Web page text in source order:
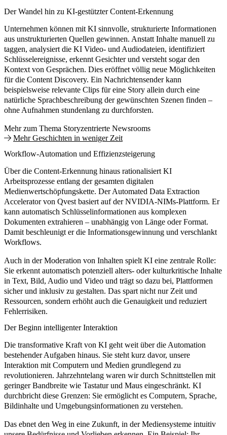
Der Wandel hin zu KI-gestützter Content-Erkennung
Unternehmen können mit KI sinnvolle, strukturierte Informationen
aus unstrukturierten Quellen gewinnen. Anstatt Inhalte manuell zu
taggen, analysiert die KI Video- und Audiodateien, identifiziert
Schlüsselereignisse, erkennt Gesichter und versteht sogar den
Kontext von Gesprächen. Dies eröffnet völlig neue Möglichkeiten
für die Content Discovery. Ein Nachrichtensender kann
beispielsweise relevante Clips für eine Story allein durch eine
natürliche Sprachbeschreibung der gewünschten Szenen finden –
ohne Aufnahmen stundenlang zu durchforsten.
Mehr zum Thema Storyzentrierte Newsrooms
Mehr Geschichten in weniger Zeit
Workflow-Automation und Effizienzsteigerung
Über die Content-Erkennung hinaus rationalisiert KI
Arbeitsprozesse entlang der gesamten digitalen
Medienwertschöpfungskette. DerAutomated Data Extraction
Acceleratorvon Qvest basiert auf der NVIDIA-NIMs-Plattform. Er
kann automatisch Schlüsselinformationen aus komplexen
Dokumenten extrahieren – unabhängig von Länge oder Format.
Damit beschleunigt er die Informationsgewinnung und verschlankt
Workflows.
Auch in der Moderation von Inhalten spielt KI eine zentrale Rolle:
Sie erkennt automatisch potenziell alters- oder kulturkritische Inhalte
in Text, Bild, Audio und Video und trägt so dazu bei, Plattformen
sicher und inklusiv zu gestalten. Das spart nicht nur Zeit und
Ressourcen, sondern erhöht auch die Genauigkeit und reduziert
Fehlerrisiken.
Der Beginn intelligenter Interaktion
Die transformative Kraft von KI geht weit über die Automation
bestehender Aufgaben hinaus. Sie steht kurz davor, unsere
Interaktion mit Computern und Medien grundlegend zu
revolutionieren. Jahrzehntelang waren wir durch Schnittstellen mit
geringer Bandbreite wie Tastatur und Maus eingeschränkt. KI
durchbricht diese Grenzen: Sie ermöglicht es Computern, Sprache,
Bildinhalte und Umgebungsinformationen zu verstehen.
Das ebnet den Weg in eine Zukunft, in der Mediensysteme intuitiv